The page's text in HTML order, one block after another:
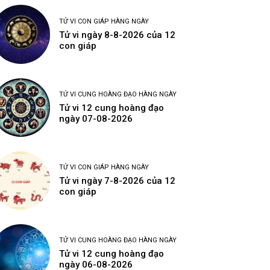
TỬ VI CON GIÁP HÀNG NGÀY
Tử vi ngày 8-8-2026 của 12
con giáp
TỬ VI CUNG HOÀNG ĐẠO HÀNG NGÀY
Tử vi 12 cung hoàng đạo
ngày 07-08-2026
TỬ VI CON GIÁP HÀNG NGÀY
Tử vi ngày 7-8-2026 của 12
con giáp
TỬ VI CUNG HOÀNG ĐẠO HÀNG NGÀY
Tử vi 12 cung hoàng đạo
ngày 06-08-2026